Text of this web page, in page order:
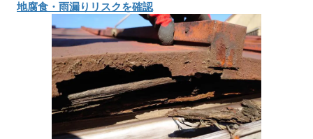
地腐食・雨漏りリスクを確認